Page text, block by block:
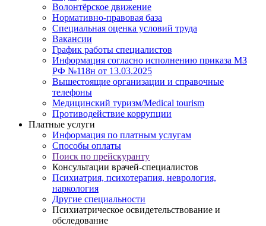
Волонтёрское движение
Нормативно-правовая база
Специальная оценка условий труда
Вакансии
График работы специалистов
Информация согласно исполнению приказа МЗ
РФ №118н от 13.03.2025
Вышестоящие организации и справочные
телефоны
Медицинский туризм/Medical tourism
Противодействие коррупции
Платные услуги
Информация по платным услугам
Способы оплаты
Поиск по прейскуранту
Консультации врачей-специалистов
Психиатрия, психотерапия, неврология,
наркология
Другие специальности
Психиатрическое освидетельствование и
обследование